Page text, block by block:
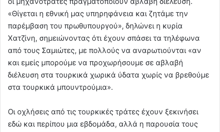
«Θίγεται η εθνική μας υπηρηφάνεια και ζητάμε την
παρέμβαση του πρωθυπουργού», δηλώνει η κυρία
Χατζίνη, σημειώνοντας ότι έχουν σπάσει τα τηλέφωνα
από τους Σαμιώτες, με πολλούς να αναρωτιούνται «αν
και εμείς μπορούμε να προχωρήσουμε σε αβλαβή
διέλευση στα τουρκικά χωρικά ύδατα χωρίς να βρεθούμε
στα τουρκικά μπουντρούμια».
Οι οχλήσεις από τις τουρκικές τράτες έχουν ξεκινήσει
εδώ και περίπου μια εβδομάδα, αλλά η παρουσία τους